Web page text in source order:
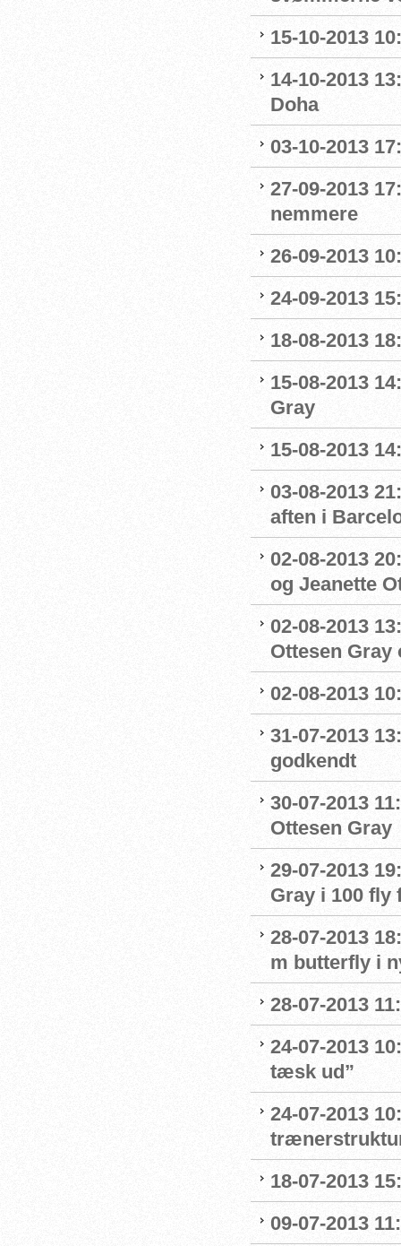
15-10-2013
14-10-2013
Doha
03-10-2013
27-09-2013
nemmere
26-09-2013
24-09-2013
18-08-2013
15-08-2013
Gray
15-08-2013
03-08-2013
aften i
02-08-2013
og Jeanette
02-08-2013
Ottesen Gray
02-08-2013
31-07-2013
godkendt
30-07-2013
Ottesen Gray
29-07-2013
Gray i 100 fly
28-07-2013
m butterfly i
28-07-2013
24-07-2013
tæsk ud”
24-07-2013
18-07-2013
09-07-2013